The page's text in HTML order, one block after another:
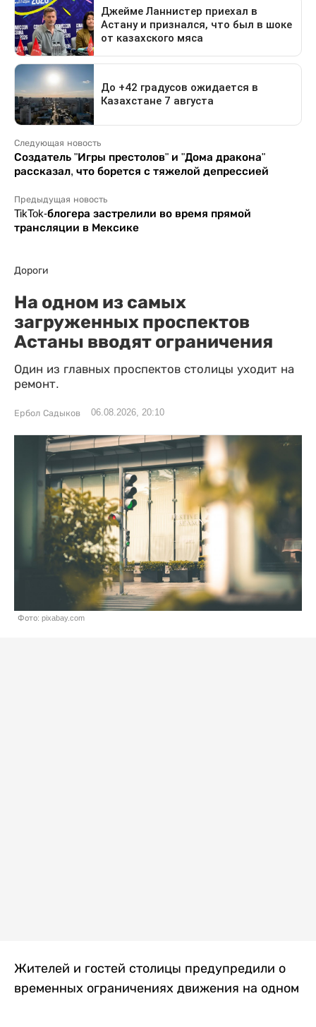
Следующая новость
Создатель "Игры престолов" и "Дома дракона"
рассказал, что борется с тяжелой депрессией
Предыдущая новость
TikTok-блогера застрелили во время прямой
трансляции в Мексике
Дороги
На одном из самых
загруженных проспектов
Астаны вводят ограничения
Один из главных проспектов столицы уходит на
ремонт.
Ербол Садыков 06.08.2026, 20:10
Фото: pixabay.com
Жителей и гостей столицы предупредили о
временных ограничениях движения на одном